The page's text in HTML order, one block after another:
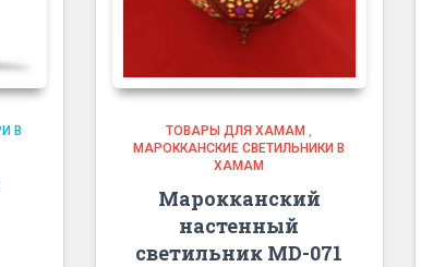
В
ТОВАРЫ ДЛЯ ХАМАМ
МАРОККАНСКИЕ СВЕТИЛЬНИКИ В
ХАМАМ
Марокканский
настенный
светильник MD-071